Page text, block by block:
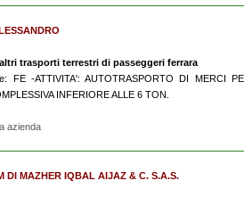
altri trasporti terrestri di passeggeri ferrara
FE -ATTIVITA': AUTOTRASPORTO DI MERCI
INFERIORE ALLE 6 TON.
azienda
DI MAZHER IQBAL AIJAZ & C. S.A.S.